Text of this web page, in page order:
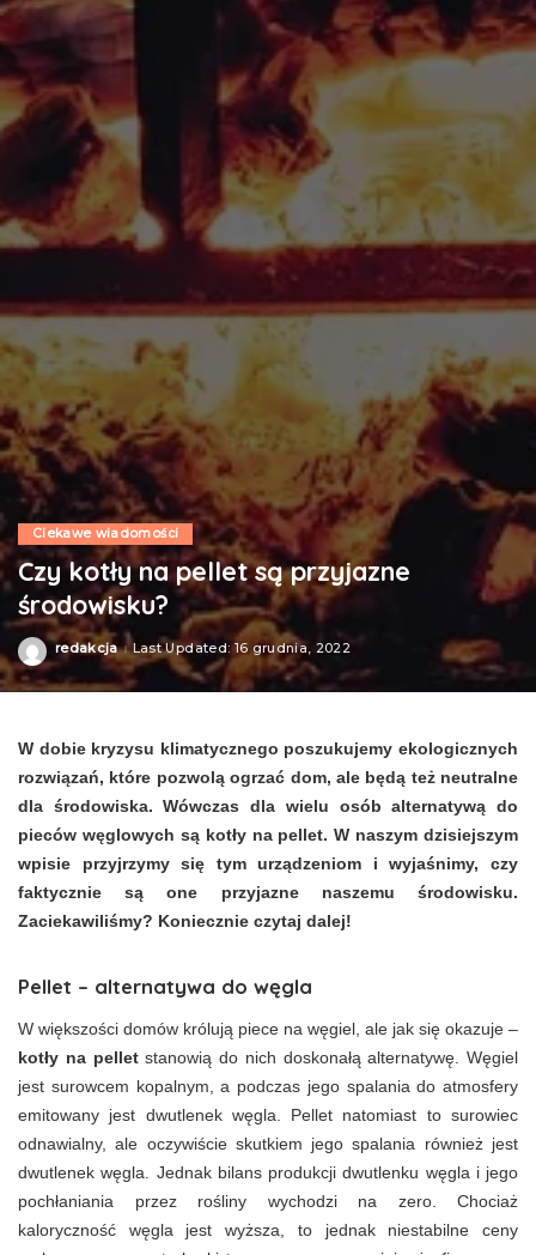
Ciekawe wiadomości
Czy kotły na pellet są przyjazne
środowisku?
Posted
by
redakcja Last Updated: 16 grudnia, 2022
W dobie kryzysu klimatycznego poszukujemy ekologicznych
rozwiązań, które pozwolą ogrzać dom, ale będą też neutralne
dla środowiska. Wówczas dla wielu osób alternatywą do
pieców węglowych są kotły na pellet. W naszym dzisiejszym
wpisie przyjrzymy się tym urządzeniom i wyjaśnimy, czy
faktycznie są one przyjazne naszemu środowisku.
Zaciekawiliśmy? Koniecznie czytaj dalej!
Pellet – alternatywa do węgla
W większości domów królują piece na węgiel, ale jak się okazuje –
kotły na pelletstanowią do nich doskonałą alternatywę. Węgiel
jest surowcem kopalnym, a podczas jego spalania do atmosfery
emitowany jest dwutlenek węgla. Pellet natomiast to surowiec
odnawialny, ale oczywiście skutkiem jego spalania również jest
dwutlenek węgla. Jednak bilans produkcji dwutlenku węgla i jego
pochłaniania przez rośliny wychodzi na zero. Chociaż
kaloryczność węgla jest wyższa, to jednak niestabilne ceny